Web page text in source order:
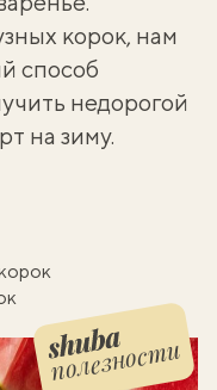
корок, нам
способ
недорогой
на зиму.
полезности